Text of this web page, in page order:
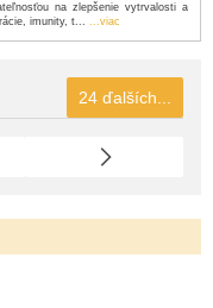
na zlepšenie vytrvalosti a
imunity, t... ...viac
24 ďalších...